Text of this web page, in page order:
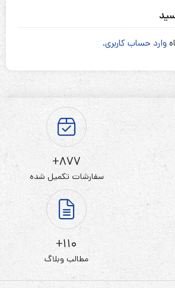
وارد حساب کاربری.
877+
سفارشات تکمیل شده
110+
مطالب وبلاگ